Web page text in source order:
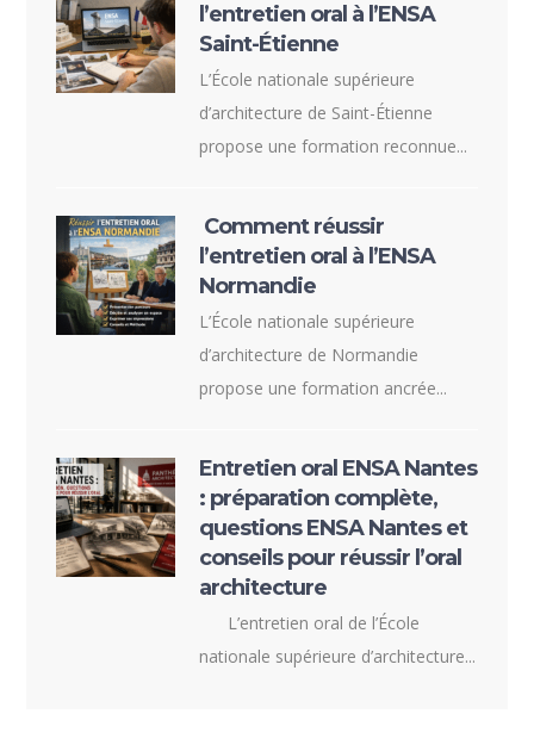
l’entretien oral à l’ENSA
Saint-Étienne
L’École nationale supérieure
d’architecture de Saint-Étienne
propose une formation reconnue...
Comment réussir
l’entretien oral à l’ENSA
Normandie
L’École nationale supérieure
d’architecture de Normandie
propose une formation ancrée...
Entretien oral ENSA Nantes
: préparation complète,
questions ENSA Nantes et
conseils pour réussir l’oral
architecture
L’entretien oral de l’École
nationale supérieure d’architecture...